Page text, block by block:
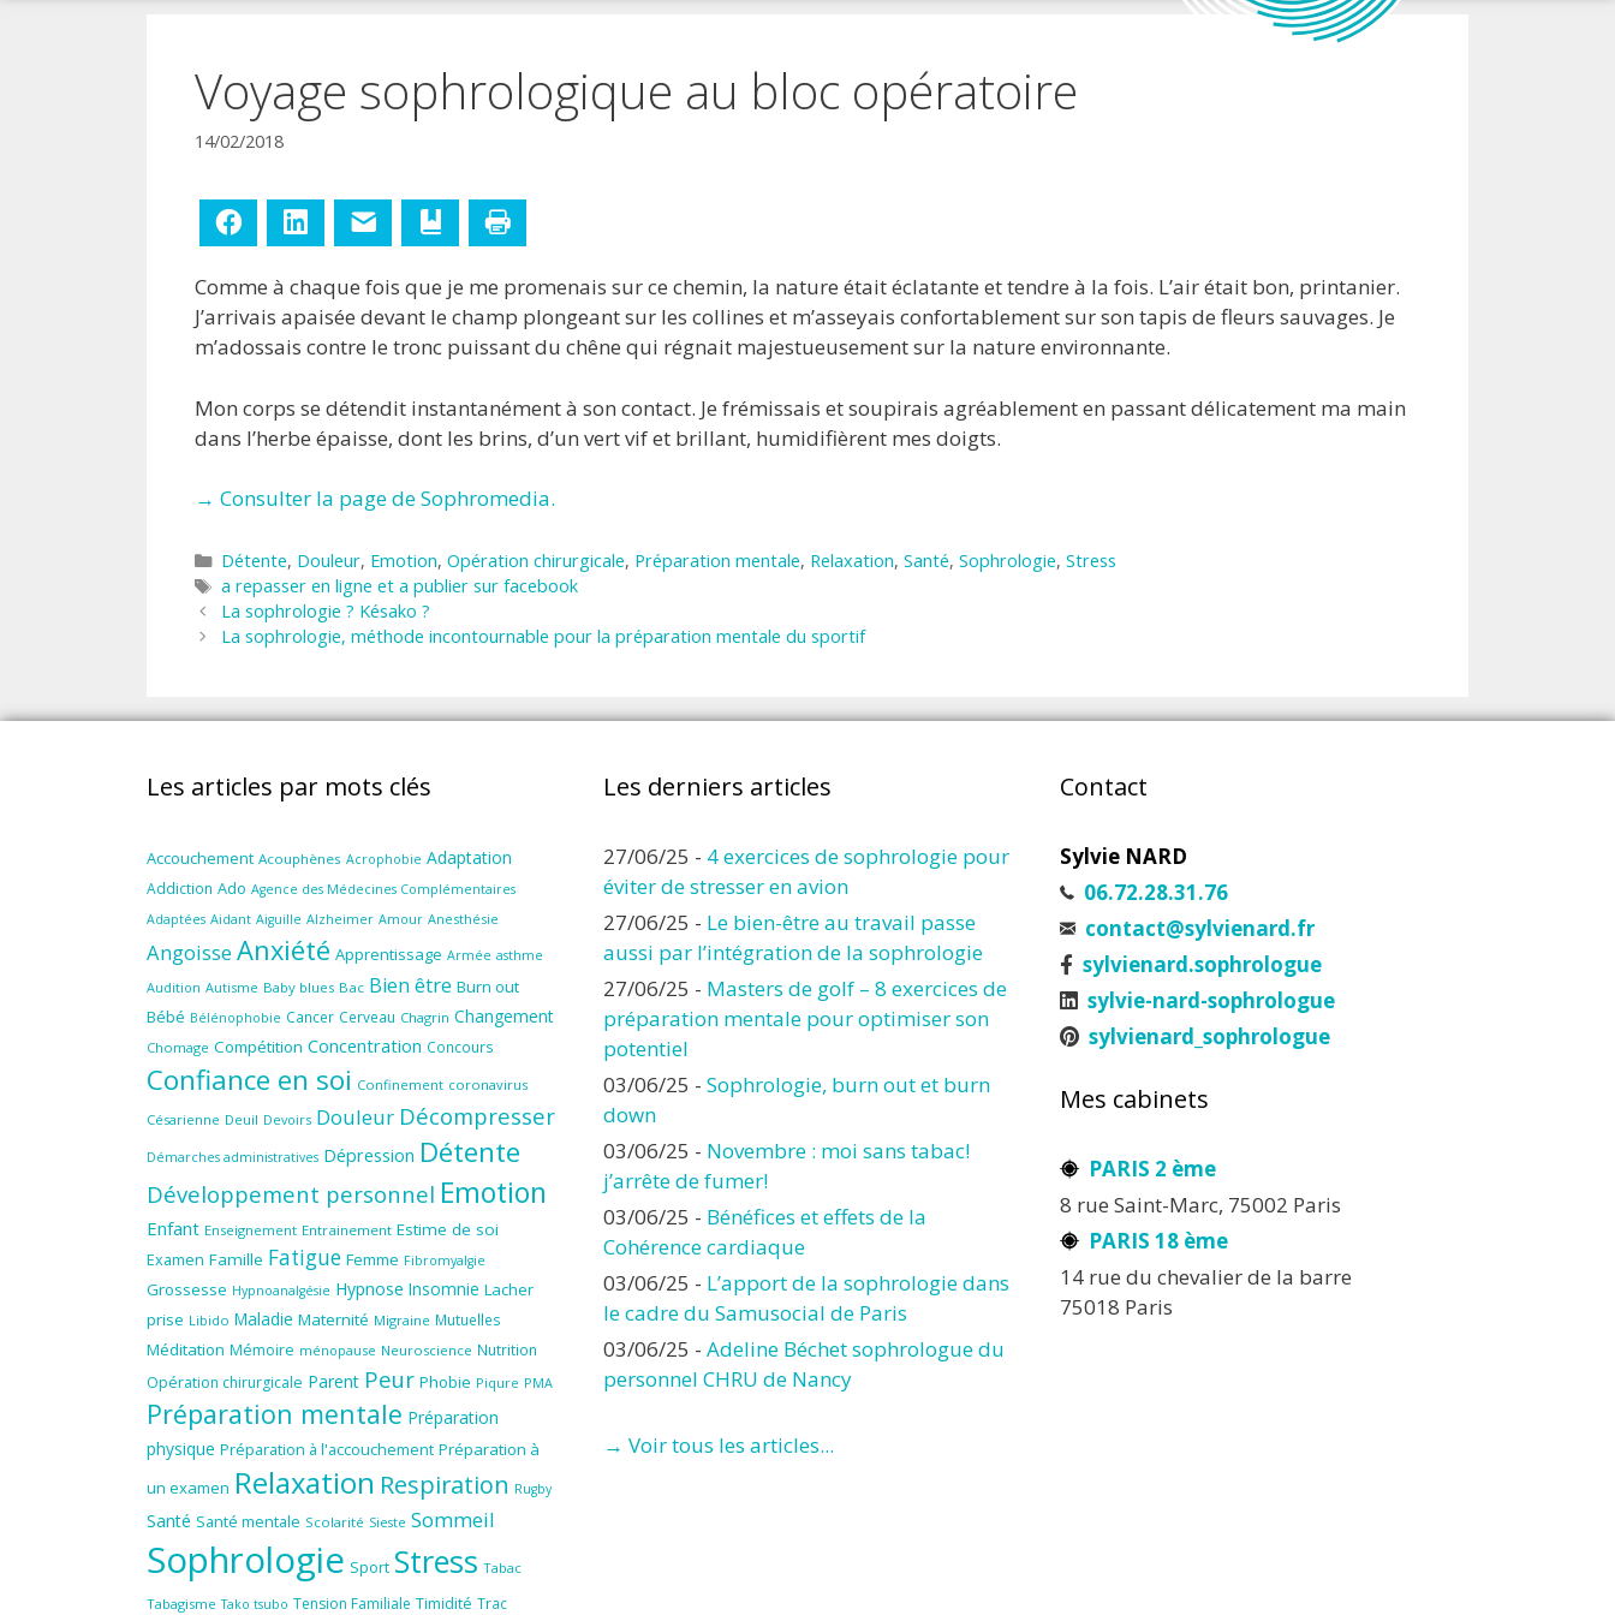
Voyage sophrologique au bloc opératoire
14/02/2018
Facebook LinkedIn Ajouter aux favoris
Comme à chaque fois que je me promenais sur ce chemin, la nature était éclatante et tendre à la fois. L’air était bon, printanier.
J’arrivais apaisée devant le champ plongeant sur les collines et m’asseyais confortablement sur son tapis de fleurs sauvages. Je
m’adossais contre le tronc puissant du chêne qui régnait majestueusement sur la nature environnante.
Mon corps se détendit instantanément à son contact. Je frémissais et soupirais agréablement en passant délicatement ma main
dans l’herbe épaisse, dont les brins, d’un vert vif et brillant, humidifièrent mes doigts.
→ Consulter la page de Sophromedia.
Catégories
Détente, Douleur, Emotion, Opération chirurgicale, Préparation mentale, Relaxation, Santé, Sophrologie, Stress
Étiquettes
a repasser en ligne et a publier sur facebook
La sophrologie ? Késako ?
La sophrologie, méthode incontournable pour la préparation mentale du sportif
Les articles par mots clés
Accouchement Acouphènes Acrophobie Adaptation
Addiction Ado Agence des Médecines Complémentaires
Adaptées Aidant Aiguille Alzheimer Amour Anesthésie
Angoisse Anxiété Apprentissage Armée asthme
Audition Autisme Baby blues Bac Bien être Burn out
Bébé Bélénophobie Cancer Cerveau Chagrin Changement
Chomage Compétition Concentration Concours
Confiance en soi Confinement coronavirus
Césarienne Deuil Devoirs Douleur Décompresser
Démarches administratives Dépression Détente
Développement personnel Emotion
Enfant Enseignement Entrainement Estime de soi
Examen Famille Fatigue Femme Fibromyalgie
Grossesse Hypnoanalgésie Hypnose Insomnie Lacher
prise Libido Maladie Maternité Migraine Mutuelles
Méditation Mémoire ménopause Neuroscience Nutrition
Opération chirurgicale Parent Peur Phobie Piqure PMA
Préparation mentale Préparation
physique Préparation à l'accouchement Préparation à
un examen Relaxation Respiration Rugby
Santé Santé mentale Scolarité Sieste Sommeil
Sophrologie Sport Stress Tabac
Tabagisme Tako tsubo Tension Familiale Timidité Trac
Les derniers articles
27/06/25 - 4 exercices de sophrologie pour
éviter de stresser en avion
27/06/25 - Le bien-être au travail passe
aussi par l’intégration de la sophrologie
27/06/25 - Masters de golf – 8 exercices de
préparation mentale pour optimiser son
potentiel
03/06/25 - Sophrologie, burn out et burn
down
03/06/25 - Novembre : moi sans tabac!
j’arrête de fumer!
03/06/25 - Bénéfices et effets de la
Cohérence cardiaque
03/06/25 - L’apport de la sophrologie dans
le cadre du Samusocial de Paris
03/06/25 - Adeline Béchet sophrologue du
personnel CHRU de Nancy
→ Voir tous les articles...
Contact
Sylvie NARD
06.72.28.31.76
contact@sylvienard.fr
sylvienard.sophrologue
sylvie-nard-sophrologue
sylvienard_sophrologue
Mes cabinets
PARIS 2 ème
8 rue Saint-Marc, 75002 Paris
PARIS 18 ème
14 rue du chevalier de la barre
75018 Paris